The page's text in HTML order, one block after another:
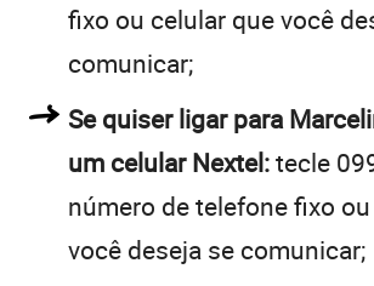
fixo ou celular que você
comunicar;
Se quiser ligar para
um celular Nextel:tecle
número de telefone fixo
você deseja se comunicar;